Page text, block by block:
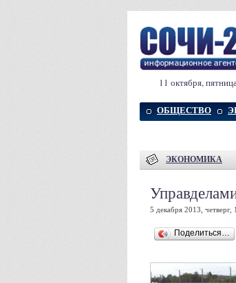
11 октября,
ОБЩЕСТВО
ЭКОНОМИКА
5 декабря 2013,
Поделиться…